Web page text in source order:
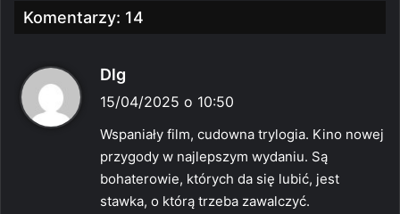
Komentarzy: 14
Dlg
i
e
:
15/04/2025 o 10:50
Wspaniały film, cudowna trylogia. Kino nowej
przygody w najlepszym wydaniu. Są
bohaterowie, których da się lubić, jest
stawka, o którą trzeba zawalczyć.